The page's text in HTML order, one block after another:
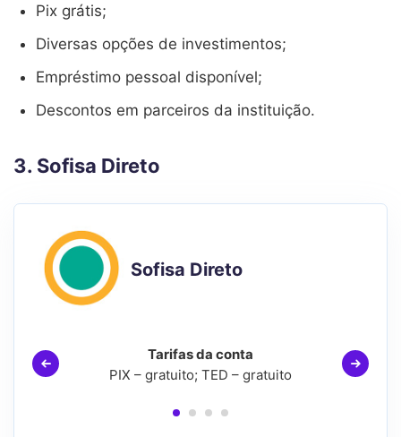
Pix grátis;
Diversas opções de investimentos;
Empréstimo pessoal disponível;
Descontos em parceiros da instituição.
3. Sofisa Direto
Sofisa Direto
Tarifas da conta
PIX – gratuito; TED – gratuito